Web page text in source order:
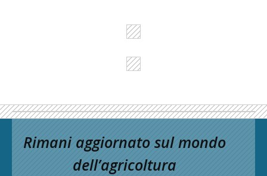
Rimani aggiornato sul mondo
dell’agricoltura